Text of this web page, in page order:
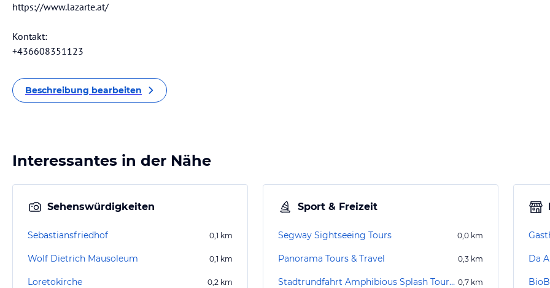
https://www.lazarte.at/
Kontakt:
+436608351123
Beschreibung bearbeiten
Interessantes in der Nähe
Sehenswürdigkeiten
Sebastiansfriedhof 0,1 km
Wolf Dietrich Mausoleum 0,1 km
Loretokirche 0,2 km
Sport & Freizeit
Segway Sightseeing Tours 0,0 km
Panorama Tours & Travel 0,3 km
Stadtrundfahrt Amphibious Splash Tours Salzburg 0,7 km
Da